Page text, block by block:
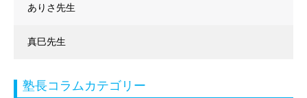
ありさ先生
真巳先生
塾長コラムカテゴリー